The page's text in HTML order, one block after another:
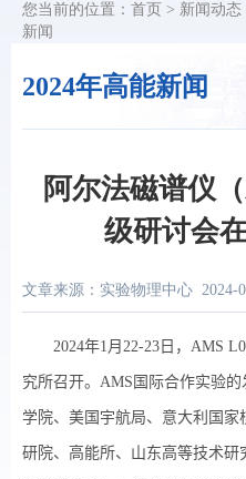
2024年高能新闻
您当前的位置： 首页 > 新闻动态
新闻
阿尔法磁谱仪
级研讨会
文章来源：实验物理中心 2024-
2024年1月 22-23 日， AMS L0
究所召开。 AMS 国际合作实验
学院、美国宇航局、意大利国
研院、高能所、山东高等技术